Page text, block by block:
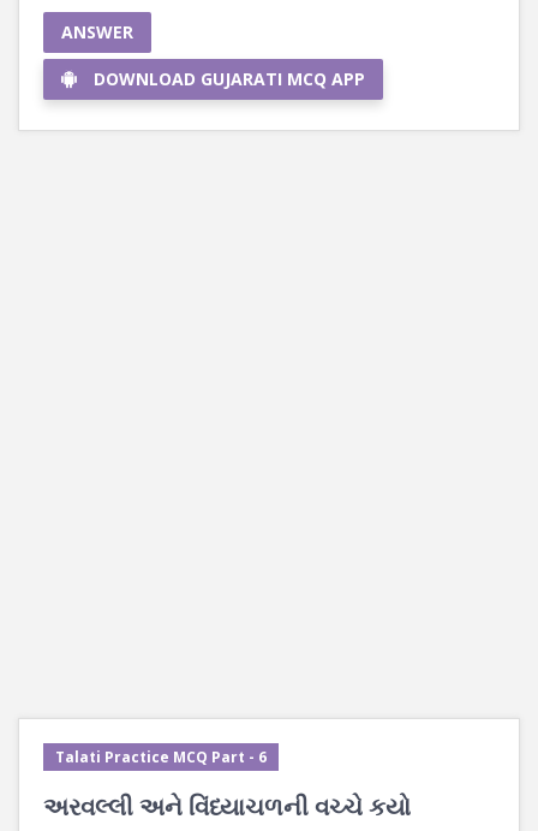
ANSWER
DOWNLOAD GUJARATI MCQ APP
Talati Practice MCQ Part - 6
અરવલ્લી અને વિંધ્યાચળની વચ્ચે કયો